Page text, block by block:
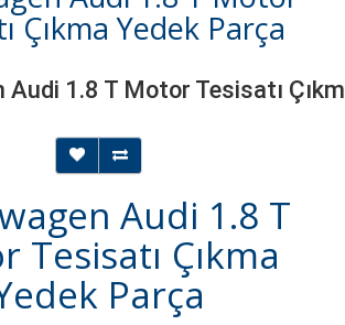
Çıkma Yedek Parça
Audi 1.8 T Motor Tesisatı
Audi 1.8 T
Tesisatı Çıkma
Parça